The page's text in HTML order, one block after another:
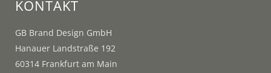
KONTAKT
GB Brand Design GmbH
Hanauer Landstraße 192
60314 Frankfurt am Main